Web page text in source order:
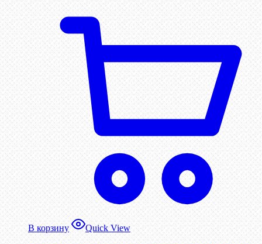
В корзину Quick View